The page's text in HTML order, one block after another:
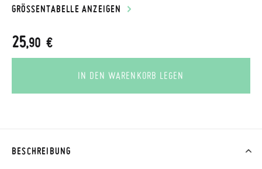
GRÖSSENTABELLE ANZEIGEN
25,90 €
IN DEN WARENKORB LEGEN
BESCHREIBUNG